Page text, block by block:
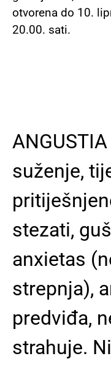
otvorena do 10.
20.00. sati.
suženje,
stezati,
anxietas
strepnja),
predviđa,
strahuje.